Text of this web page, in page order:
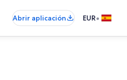
Abrir aplicación EUR•